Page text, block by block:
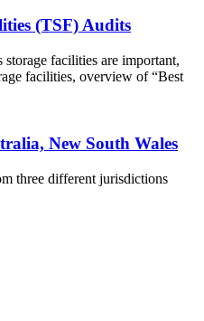
(TSF) Audits
facilities are important,
facilities, overview of “Best
New South Wales
three different jurisdictions